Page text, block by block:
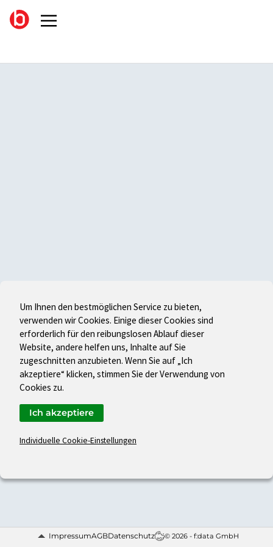
ImpressumAGBDatenschutz © 2026 - f:data GmbH
Um Ihnen den bestmöglichen Service zu bieten,
verwenden wir Cookies. Einige dieser Cookies sind
erforderlich für den reibungslosen Ablauf dieser
Website, andere helfen uns, Inhalte auf Sie
zugeschnitten anzubieten. Wenn Sie auf „Ich
akzeptiere“ klicken, stimmen Sie der Verwendung von
Cookies zu.
Individuelle Cookie-Einstellungen
Ich akzeptiere